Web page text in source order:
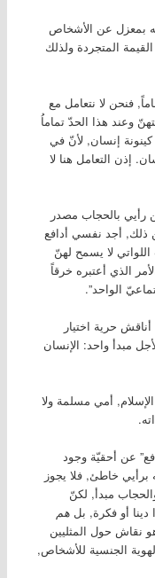
بمعزل عن الأشخاص
المتجردة ولذلك
فنحن لا نتعامل مع
وعند هذا الحدّ تماماُ
إنسان, لأنّ في
إذن التعامل هنا لا
بالحجاب مصدر
ذلك, أجد نفسي أدافع
لا يسمح لهنّ
الذي أعتبره خرقاً
الواحد”.
حرية اختيار
مبدأ واحد: الإنسان
أمي مسلمة ولا
عن أحقيّة وجود
برأيي خاطئ, فلا يجوز
مبدأ, لكنّ
دينا أو فكرة, بل هم
نقاش حول المثليين
الجنسية للأشخاص,